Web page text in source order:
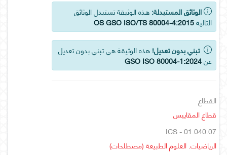
الوثائق المستبدلة: هذه الوثيقة تستبدل الوثائق
التاليةOS GSO ISO/TS 80004-4:2015
تبني بدون تعديل! هذه الوثيقة هي تبني بدون تعديل
عنGSO ISO 80004-1:2024
القطاع
قطاع المقاييس
ICS - 01.040.07
الرياضيات. العلوم الطبيعة (مصطلحات)